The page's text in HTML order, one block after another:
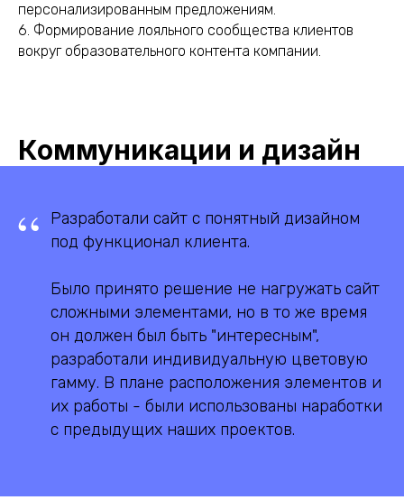
персонализированным предложениям.
6. Формирование лояльного сообщества клиентов
вокруг образовательного контента компании.
Коммуникации и дизайн
“
Разработали сайт с понятный дизайном
под функционал клиента.
Было принято решение не нагружать сайт
сложными элементами, но в то же время
он должен был быть "интересным",
разработали индивидуальную цветовую
гамму. В плане расположения элементов и
их работы - были использованы наработки
с предыдущих наших проектов.